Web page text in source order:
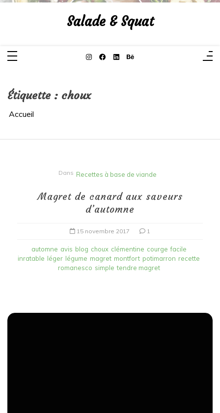
Aller
Salade & Squat
Étiquette : choux
Accueil
Dans Recettes à base de viande
Magret de canard aux saveurs
d’automne
15 novembre 2017 1
automne avis blog choux clémentine courge facile
inratable léger légume magret montfort potimarron recette
romanesco simple tendre magret